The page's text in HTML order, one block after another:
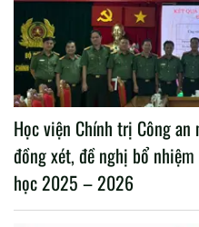
Học viện Chính trị Công
đồng xét, đề nghị bổ
học 2025 – 2026